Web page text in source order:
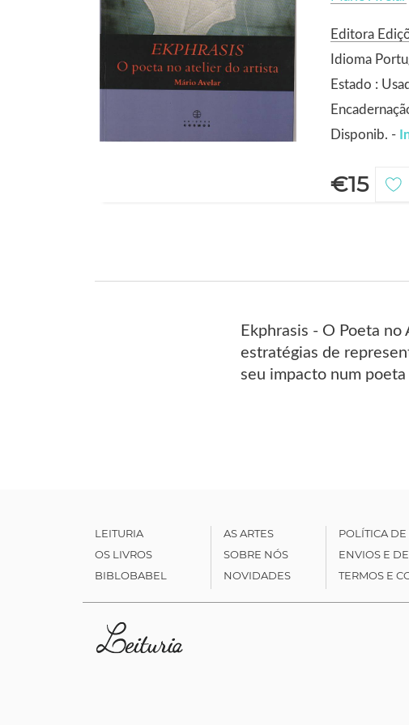
Editora
Idioma
Estado :
Disponib. -
€15
Ekphrasis - O Poeta
estratégias de
seu impacto num
LEITURIA
OS LIVROS
BIBLOBABEL
AS ARTES
SOBRE NÓS
NOVIDADES
POLÍTICA
ENVIOS E
TERMOS E